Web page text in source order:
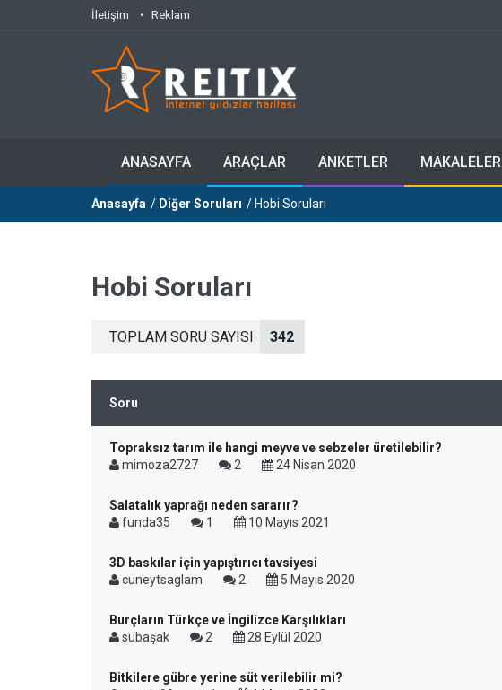
İletişim Reklam
ANASAYFA ARAÇLAR ANKETLER MAKALELER
Anasayfa / Diğer Soruları / Hobi Soruları
Hobi Soruları
TOPLAM SORU SAYISI 342
Soru
Topraksız tarım ile hangi meyve ve sebzeler üretilebilir?
mimoza2727
2 24 Nisan 2020
Salatalık yaprağı neden sararır?
funda35
1 10 Mayıs 2021
3D baskılar için yapıştırıcı tavsiyesi
cuneytsaglam
2 5 Mayıs 2020
Burçların Türkçe ve İngilizce Karşılıkları
subaşak
2 28 Eylül 2020
Bitkilere gübre yerine süt verilebilir mi?